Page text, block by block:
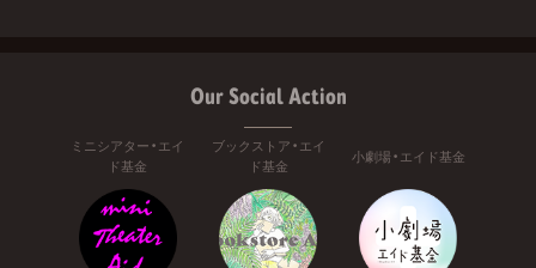
Our Social Action
ミニシアター・エイ
ド基金
ブックストア・エイ
ド基金
小劇場・エイド基金